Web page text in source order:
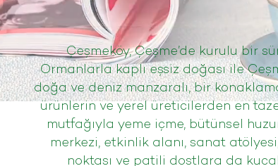
Çeşmeköy, Çeşme’de kurulu bir
Ormanlarla kaplı eşsiz doğası ile
doğa ve deniz manzaralı, bir
ürünlerin ve yerel üreticilerden en
mutfağıyla yeme içme, bütünsel
merkezi, etkinlik alanı, sanat
noktası ve patili dostlara da